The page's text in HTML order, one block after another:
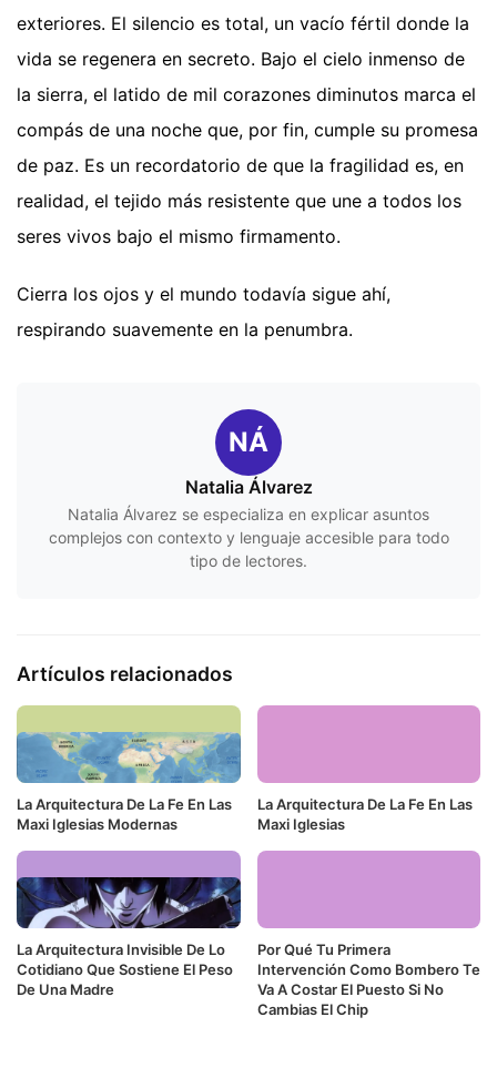
exteriores. El silencio es total, un vacío fértil donde la
vida se regenera en secreto. Bajo el cielo inmenso de
la sierra, el latido de mil corazones diminutos marca el
compás de una noche que, por fin, cumple su promesa
de paz. Es un recordatorio de que la fragilidad es, en
realidad, el tejido más resistente que une a todos los
seres vivos bajo el mismo firmamento.
Cierra los ojos y el mundo todavía sigue ahí,
respirando suavemente en la penumbra.
NÁ
Natalia Álvarez
Natalia Álvarez se especializa en explicar asuntos
complejos con contexto y lenguaje accesible para todo
tipo de lectores.
Artículos relacionados
La Arquitectura De La Fe En Las
Maxi Iglesias Modernas
La Arquitectura De La Fe En Las
Maxi Iglesias
La Arquitectura Invisible De Lo
Cotidiano Que Sostiene El Peso
De Una Madre
Por Qué Tu Primera
Intervención Como Bombero Te
Va A Costar El Puesto Si No
Cambias El Chip